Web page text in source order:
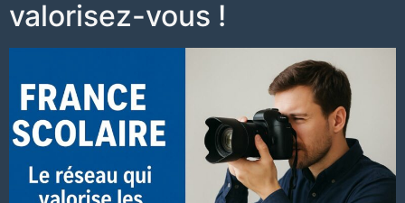
valorisez-vous !